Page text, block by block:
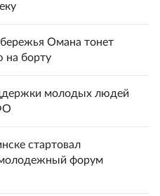
Омана тонет
на борту
молодых людей
стартовал
молодежный форум